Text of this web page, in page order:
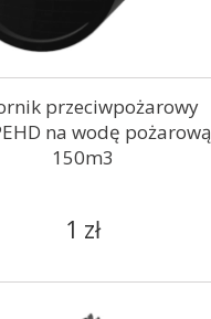
przeciwpożarowy
na wodę pożarową
150m3
1 zł